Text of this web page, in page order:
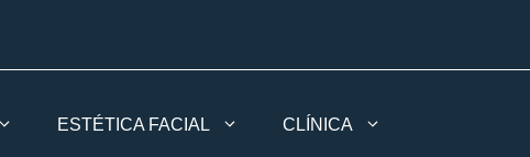
ESTÉTICA FACIAL CLÍNICA